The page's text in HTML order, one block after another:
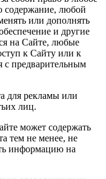
содержание, любой
или дополнять
и другие
на Сайте, любые
к Сайту или к
с предварительным
для рекламы или
лиц.
может содержать
тем не менее, не
информацию на